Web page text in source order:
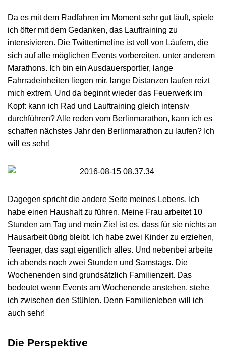
Da es mit dem Radfahren im Moment sehr gut läuft, spiele
ich öfter mit dem Gedanken, das Lauftraining zu
intensivieren. Die Twittertimeline ist voll von Läufern, die
sich auf alle möglichen Events vorbereiten, unter anderem
Marathons. Ich bin ein Ausdauersportler, lange
Fahrradeinheiten liegen mir, lange Distanzen laufen reizt
mich extrem. Und da beginnt wieder das Feuerwerk im
Kopf: kann ich Rad und Lauftraining gleich intensiv
durchführen? Alle reden vom Berlinmarathon, kann ich es
schaffen nächstes Jahr den Berlinmarathon zu laufen? Ich
will es sehr!
Dagegen spricht die andere Seite meines Lebens. Ich
habe einen Haushalt zu führen. Meine Frau arbeitet 10
Stunden am Tag und mein Ziel ist es, dass für sie nichts an
Hausarbeit übrig bleibt. Ich habe zwei Kinder zu erziehen,
Teenager, das sagt eigentlich alles. Und nebenbei arbeite
ich abends noch zwei Stunden und Samstags. Die
Wochenenden sind grundsätzlich Familienzeit. Das
bedeutet wenn Events am Wochenende anstehen, stehe
ich zwischen den Stühlen. Denn Familienleben will ich
auch sehr!
Die Perspektive